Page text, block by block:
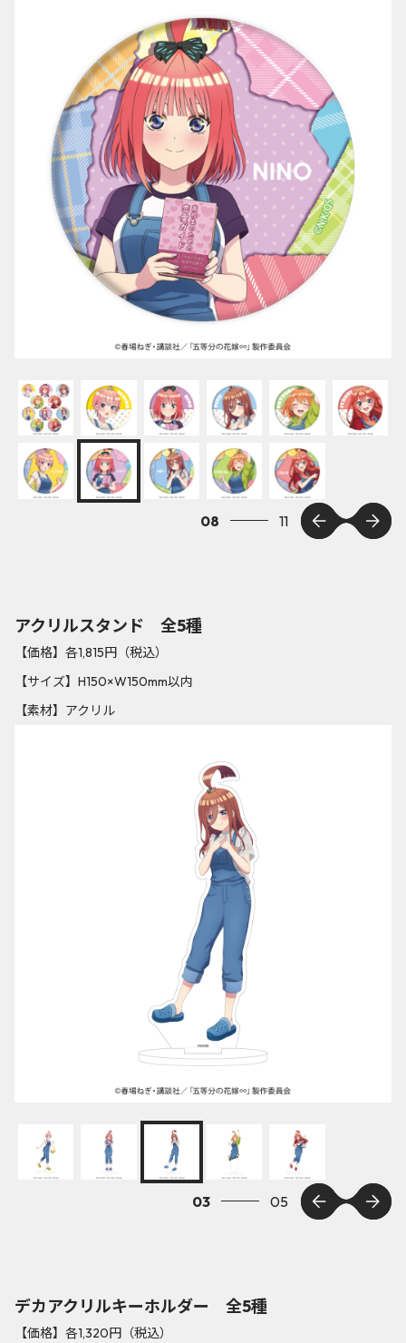
09 11
アクリルスタンド 全5種
【価格】各1,815円（税込）
【サイズ】H150×W150mm以内
【素材】アクリル
04 05
デカアクリルキーホルダー 全5種
【価格】各1,320円（税込）